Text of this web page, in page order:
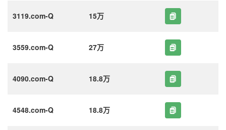
3119.com-Q 15万
3559.com-Q 27万
4090.com-Q 18.8万
4548.com-Q 18.8万